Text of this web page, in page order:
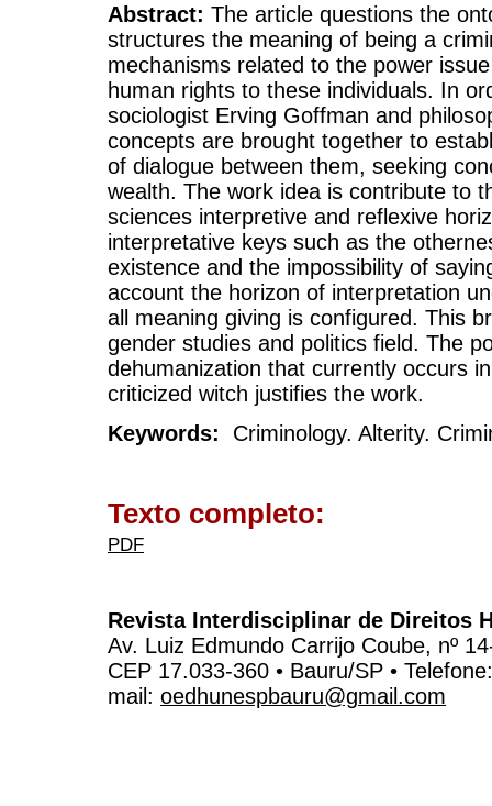
Abstract: The article questions the
structures the meaning of being a
mechanisms related to the power
human rights to these individuals. In
sociologist Erving Goffman and
concepts are brought together to
of dialogue between them, seeking
wealth. The work idea is contribute to
sciences interpretive and reflexive
interpretative keys such as the
existence and the impossibility of
account the horizon of interpretation
all meaning giving is configured. This
gender studies and politics field. The
dehumanization that currently occurs
criticized witch justifies the work.
Keywords: Criminology. Alterity.
Texto completo:
PDF
Revista Interdisciplinar de Direitos
Av. Luiz Edmundo Carrijo Coube, nº
CEP 17.033-360 • Bauru/SP •
mail: oedhunespbauru@gmail.com